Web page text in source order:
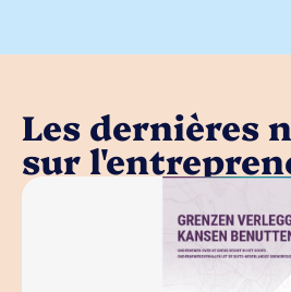
Les dernières
sur